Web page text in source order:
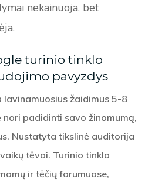
nekainuoja, bet
turinio tinklo
pavyzdys
žaidimus 5-8
nori padidinti savo žinomumą,
Nustatyta tikslinė auditorija
tėvai. Turinio tinklo
ir tėčių forumuose,